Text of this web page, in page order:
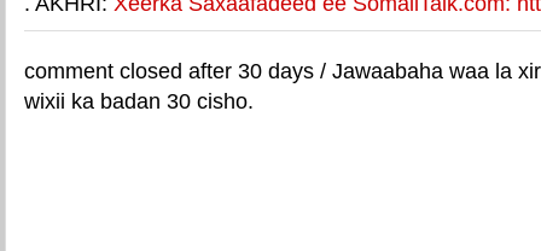
comment closed after 30 days / Jawaabaha waa la
wixii ka badan 30 cisho.